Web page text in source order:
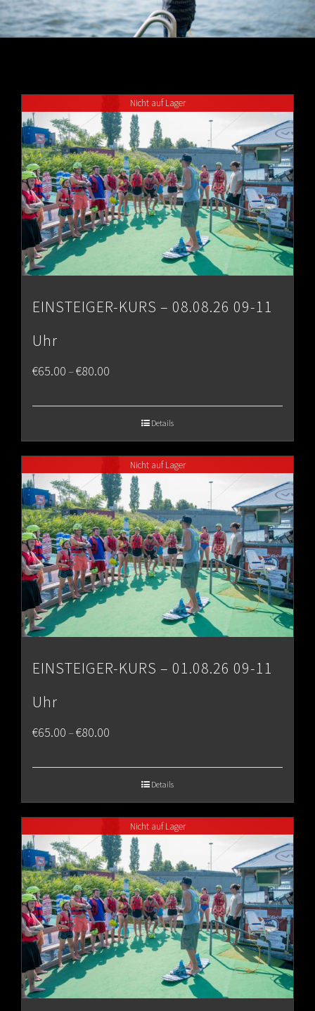
Nicht auf Lager
EINSTEIGER-KURS – 08.08.26 09-11
Uhr
€65.00–€80.00
€80.00
Details
Nicht auf Lager
EINSTEIGER-KURS – 01.08.26 09-11
Uhr
€65.00–€80.00
€80.00
Details
Nicht auf Lager